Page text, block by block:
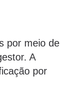
por meio de
A
por